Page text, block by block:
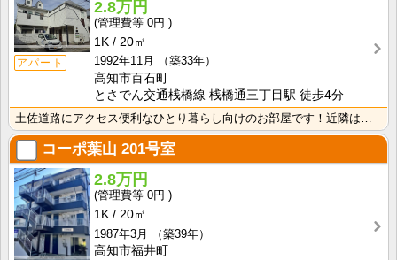
アパート
2.8万円
0円
1K
20㎡
1992年11月
（築33年）
高知市百石町
とさでん交通桟橋線 桟橋通三丁目駅 徒歩4分
土佐道路にアクセス便利なひとり暮らし向けのお部屋です！近隣はスーパーやコンビニの豊富な暮らしやすいエ･･･
コーポ葉山 201号室
2.8万円
0円
1K
20㎡
1987年3月
（築39年）
高知市福井町